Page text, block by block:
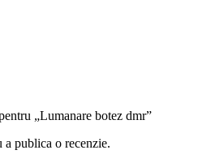
„Lumanare botez dmr”
a publica o recenzie.